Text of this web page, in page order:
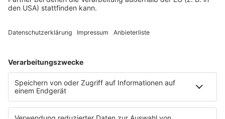
Techno
Trance
Podcast
Pop Crimes
The Story / Loveparade